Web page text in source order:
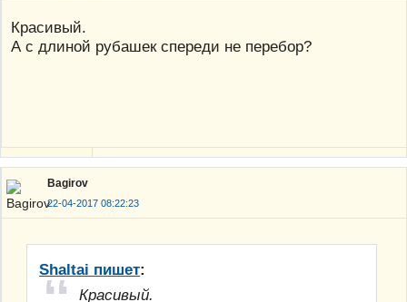
Красивый.
А с длиной рубашек спереди не перебор?
Bagirov
22-04-2017 08:22:23
Shaltai пишет:
Красивый.